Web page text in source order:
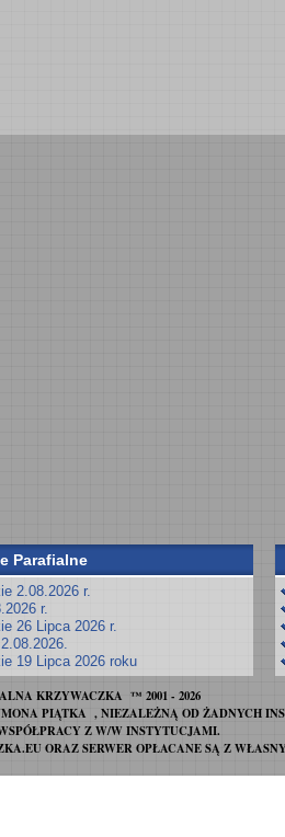
Parafialne
2.08.2026 r.
r.
26 Lipca 2026 r.
19 Lipca 2026 roku
KRZYWACZKA ™ 2001 - 2026
PIĄTKA , NIEZALEŻNĄ OD ŻADNYCH
Z W/W INSTYTUCJAMI.
ORAZ SERWER OPŁACANE SĄ Z